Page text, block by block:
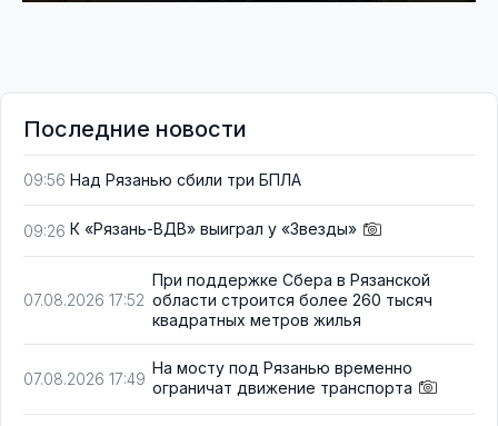
Последние новости
09:56 Над Рязанью сбили три БПЛА
09:26 К «Рязань-ВДВ» выиграл у «Звезды»
07.08.2026 17:52
При поддержке Сбера в Рязанской
области строится более 260 тысяч
квадратных метров жилья
07.08.2026 17:49
На мосту под Рязанью временно
ограничат движение транспорта